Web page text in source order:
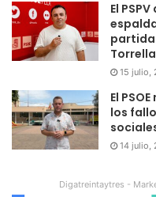
El
15 julio,
El
los
14 julio,
Digatreintaytres -